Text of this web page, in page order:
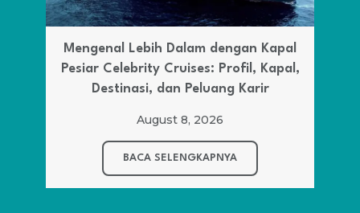
Hotel Internasional yang Sering Buka
Loker, Ini Posisi yang Banyak Dicari
August 8, 2026